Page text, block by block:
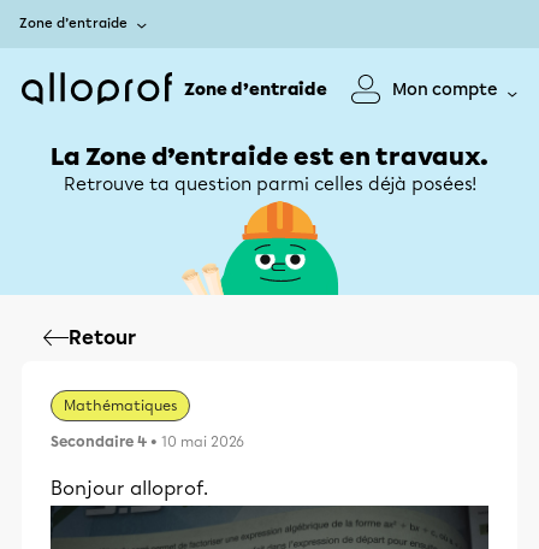
Zone d’entraide
Zone d’entraide Mon compte
La Zone d’entraide est en travaux.
Retrouve ta question parmi celles déjà posées!
Retour
Mathématiques
Secondaire 4 • 10 mai 2026
Bonjour alloprof.